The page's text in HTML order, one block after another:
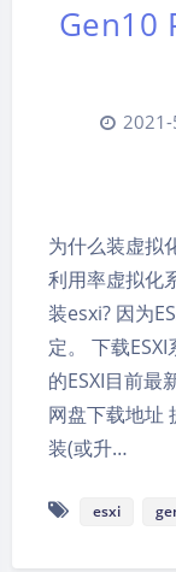
Gen10
为什么装虚拟
利用率虚拟化
装esxi? 因为
定。 下载
的ESXI目前最
网盘下载地址
装(或升…
esxi